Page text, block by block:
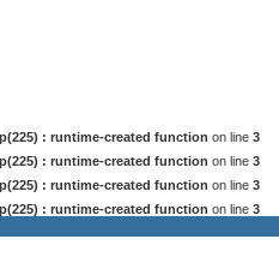
: runtime-created function on line 3
: runtime-created function on line 3
: runtime-created function on line 3
: runtime-created function on line 3